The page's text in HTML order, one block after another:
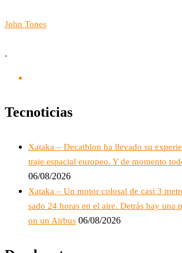
John Tones
.
Tecnoticias
Xataka – Decathlon ha llevado su
traje espacial europeo. Y de momento
06/08/2026
Xataka – Un motor colosal de casi 3
sado 24 horas en el aire. Detrás hay una
on un Airbus 06/08/2026